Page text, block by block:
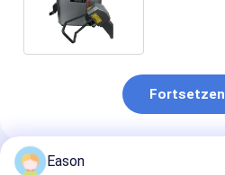
Fortsetzen
Eason